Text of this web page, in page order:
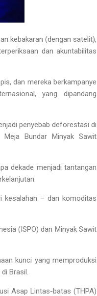
kebakaran (dengan satelit),
dan akuntabilitas
dan mereka berkampanye
yang dipandang
penyebab deforestasi di
Bundar Minyak Sawit
dekade menjadi tantangan
kesalahan – dan komoditas
(ISPO) dan Minyak Sawit
kunci yang memproduksi
Brasil.
Asap Lintas-batas (THPA)